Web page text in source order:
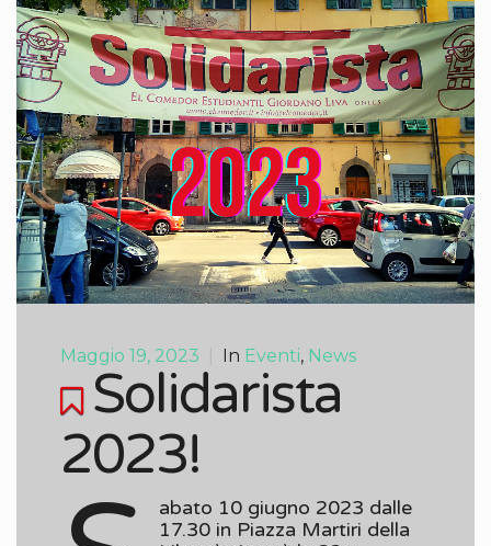
Maggio 19, 2023 In Eventi, News
Solidarista
2023!
abato 10 giugno 2023 dalle
17.30 in Piazza Martiri della